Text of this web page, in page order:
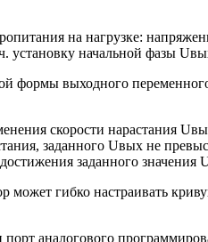
на нагрузке:
начальной фазы
формы выходного
скорости нарастания
заданного Uвых не
заданного значения
может гибко настраивать
аналогового